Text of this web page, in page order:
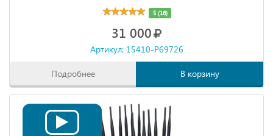
5 (16)
31 000
Артикул: 15410-P69726
Подробнее В корзину